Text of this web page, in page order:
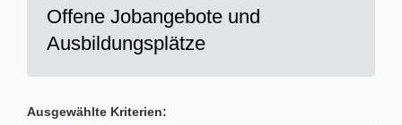
Offene Jobangebote und
Ausbildungsplätze
Ausgewählte Kriterien: